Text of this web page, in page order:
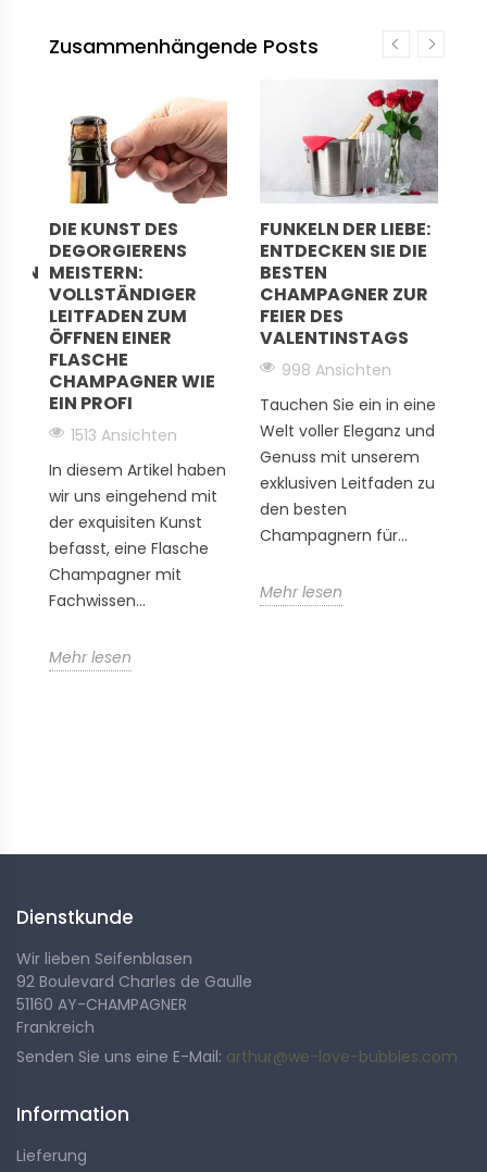
Zusammenhängende Posts
DIE KUNST DES
DEGORGIERENS
MEISTERN:
VOLLSTÄNDIGER
LEITFADEN ZUM
ÖFFNEN EINER
FLASCHE
CHAMPAGNER WIE
EIN PROFI
1513 Ansichten
In diesem Artikel haben
wir uns eingehend mit
der exquisiten Kunst
befasst, eine Flasche
Champagner mit
Fachwissen...
Mehr lesen
FUNKELN DER LIEBE:
ENTDECKEN SIE DIE
BESTEN
CHAMPAGNER ZUR
FEIER DES
VALENTINSTAGS
998 Ansichten
Tauchen Sie ein in eine
Welt voller Eleganz und
Genuss mit unserem
exklusiven Leitfaden zu
den besten
Champagnern für...
Mehr lesen
Dienstkunde
Wir lieben Seifenblasen
92 Boulevard Charles de Gaulle
51160 AY-CHAMPAGNER
Frankreich
Senden Sie uns eine E-Mail: arthur@we-love-bubbles.com
Information
Lieferung